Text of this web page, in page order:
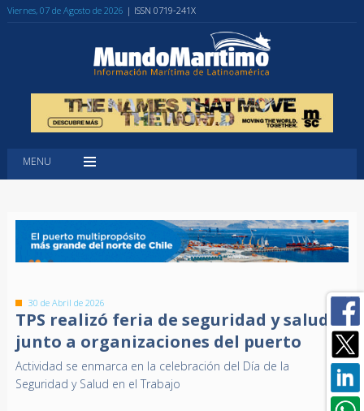
Viernes, 07 de Agosto de 2026 | ISSN 0719-241X
MENU
30 de Abril de 2026
TPS realizó feria de seguridad y salud
junto a organizaciones del puerto
Actividad se enmarca en la celebración del Día de la
Seguridad y Salud en el Trabajo